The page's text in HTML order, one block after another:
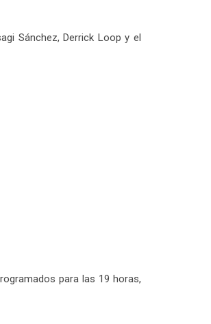
Sánchez, Derrick Loop y el
para las 19 horas,